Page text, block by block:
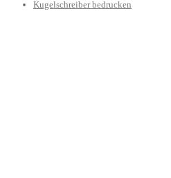
Kugelschreiber bedrucken